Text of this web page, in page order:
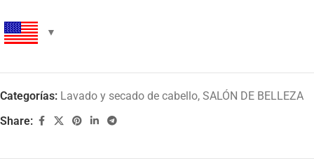
Categorías: Lavado y secado de cabello, SALÓN DE BELLEZA
Share: